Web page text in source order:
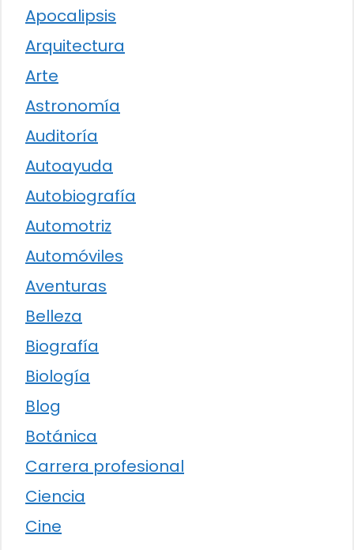
Apocalipsis
Arquitectura
Arte
Astronomía
Auditoría
Autoayuda
Autobiografía
Automotriz
Automóviles
Aventuras
Belleza
Biografía
Biología
Blog
Botánica
Carrera profesional
Ciencia
Cine